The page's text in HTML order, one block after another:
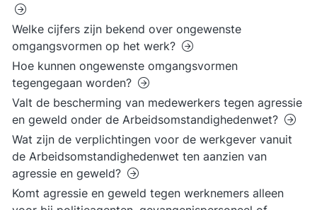
Welke cijfers zijn bekend over ongewenste
omgangsvormen op het werk?
Hoe kunnen ongewenste omgangsvormen
tegengegaan worden?
Valt de bescherming van medewerkers tegen agressie
en geweld onder de Arbeidsomstandighedenwet?
Wat zijn de verplichtingen voor de werkgever vanuit
de Arbeidsomstandighedenwet ten aanzien van
agressie en geweld?
Komt agressie en geweld tegen werknemers alleen